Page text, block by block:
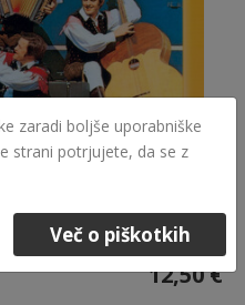
12,50 €
zaradi boljše uporabniške
strani potrjujete, da se z
Več o piškotkih